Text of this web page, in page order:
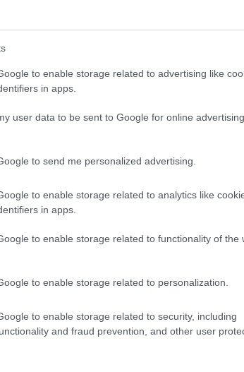
to enable storage related to advertising like
in apps.
user data to be sent to Google for online advertising
to send me personalized advertising.
to enable storage related to analytics like
in apps.
to enable storage related to functionality of the
to enable storage related to personalization.
to enable storage related to security, including
and fraud prevention, and other user